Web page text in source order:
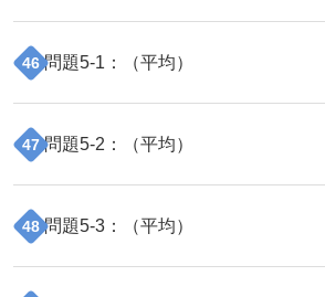
46 問題5-1 ：（平均）
47 問題5-2 ：（平均）
48 問題5-3 ：（平均）